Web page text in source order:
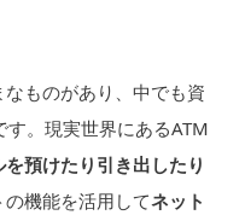
ものがあり、中でも資
す。現実世界にあるATM
預けたり引き出したり
機能を活用してネット